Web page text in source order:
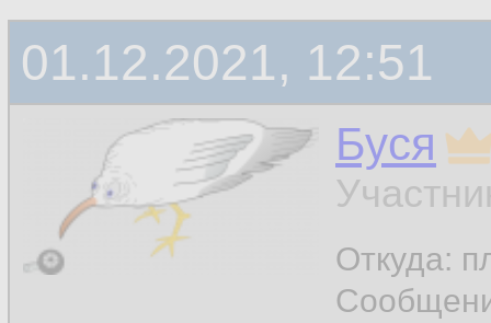
01.12.2021, 12:51
Буся
Откуда: